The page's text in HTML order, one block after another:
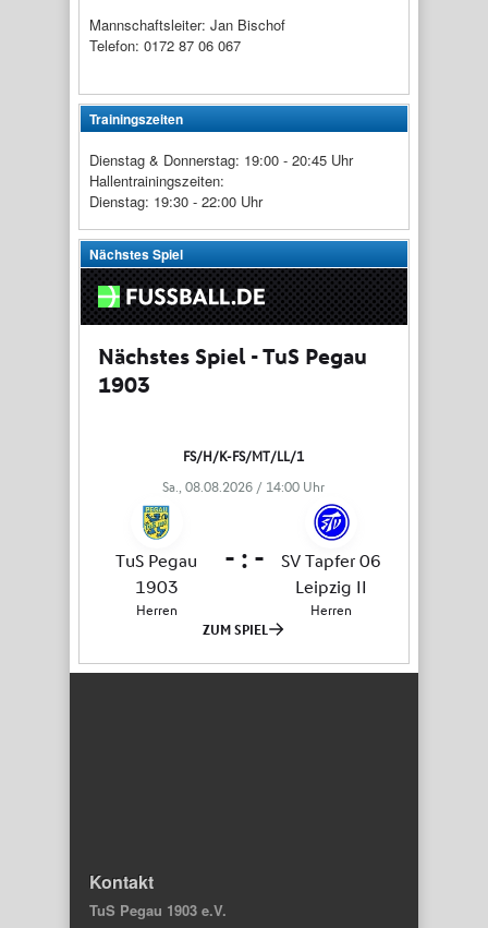
Mannschaftsleiter: Jan Bischof
Telefon: 0172 87 06 067
Trainingszeiten
Dienstag & Donnerstag: 19:00 - 20:45 Uhr
Hallentrainingszeiten:
Dienstag: 19:30 - 22:00 Uhr
Nächstes Spiel
Kontakt
TuS Pegau 1903 e.V.